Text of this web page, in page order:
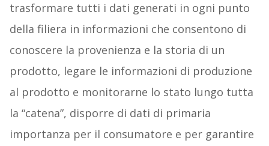
trasformare tutti i dati generati in ogni punto
della filiera in informazioni che consentono di
conoscere la provenienza e la storia di un
prodotto, legare le informazioni di produzione
al prodotto e monitorarne lo stato lungo tutta
la “catena”, disporre di dati di primaria
importanza per il consumatore e per garantire